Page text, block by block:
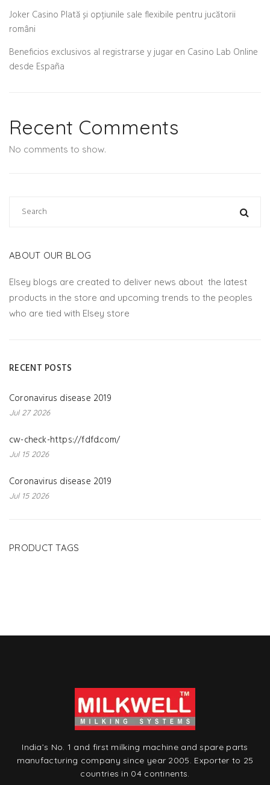
Joker Casino Plată și opțiunile sale flexibile pentru jucătorii
români
Beneficios exclusivos al registrarse y jugar en Casino Lab Online
desde España
Recent Comments
No comments to show.
ABOUT OUR BLOG
Elsey blogs are created to deliver news about the latest
products in the store and upcoming trends to the peoples
who are tied with Elsey store
RECENT POSTS
Coronavirus disease 2019
Jul 27 2026
cw-check-https://fdfd.com/
Jul 15 2026
Coronavirus disease 2019
Jul 15 2026
PRODUCT TAGS
India’s No. 1 and first milking machine and spare parts
manufacturing company since year 2005. Exporter to 25
countries in 04 continents.